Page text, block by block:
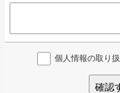
個人情報の取り
確認